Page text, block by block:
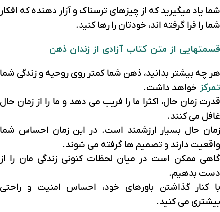
شما یاد میگیرید که از چیزهای ترسناک و آزار دهنده که افکار
شما را فرا گرفته اند، خودتان را رها کنید.
قسمتهایی از متن کتاب آزادی از زندان ذهن
هر چه بیشتر بدانید، ذهن شما کمتر روی روحیه و زندگی شما
تمرکز خواهد داشت.
قدرت زمان حال، اکثرا ما را فریب می دهد و ما را از زمان حال
غافل می کنند.
زمان حال بسیار ارزشمند است. در این زمان احساس شما
واقعیت دارند و تصمیم ها گرفته می شوند.
گاهی ممکن است در میان لحظات کنونی زندگی مان را از
دست بدهیم.
با کنار گذاشتن باورهای خود، احساس امنیت و راحتی
بیشتری می کنید.